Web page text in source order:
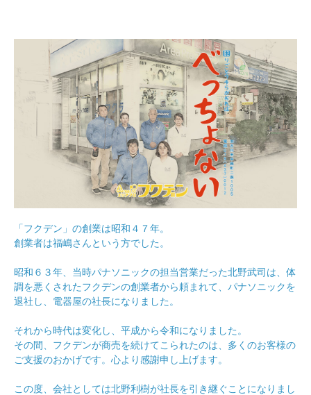
「フクデン」の創業は昭和４７年。
創業者は福嶋さんという方でした。
昭和６３年、当時パナソニックの担当営業だった北野武司は、体
調を悪くされたフクデンの創業者から頼まれて、パナソニックを
退社し、電器屋の社長になりました。
それから時代は変化し、平成から令和になりました。
その間、フクデンが商売を続けてこられたのは、多くのお客様の
ご支援のおかげです。心より感謝申し上げます。
この度、会社としては北野利樹が社長を引き継ぐことになりまし